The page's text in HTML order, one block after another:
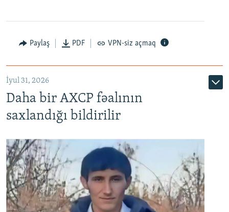
Paylaş PDF VPN-siz açmaq
İyul 31, 2026
Daha bir AXCP fəalının
saxlandığı bildirilir